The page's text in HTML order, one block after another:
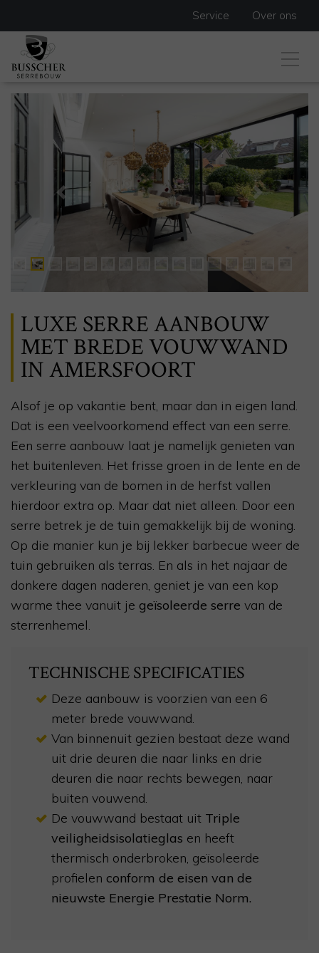
Service Over ons
Previous Next
LUXE SERRE AANBOUW
MET BREDE VOUWWAND
IN AMERSFOORT
Alsof je op vakantie bent, maar dan in eigen land.
Dat is een veelvoorkomend effect van een serre.
Een serre aanbouw laat je namelijk genieten van
het buitenleven. Het frisse groen in de lente en de
verkleuring van de bomen in de herfst vallen
hierdoor extra op. Maar dat niet alleen. Door een
serre betrek je de tuin gemakkelijk bij de woning.
Op die manier kun je bij lekker barbecue weer de
tuin gebruiken als terras. En als in het najaar de
donkere dagen naderen, geniet je van een kop
warme thee vanuit je geïsoleerde serre van de
sterrenhemel.
TECHNISCHE SPECIFICATIES
Deze aanbouw is voorzien van een 6
meter brede vouwwand.
Van binnenuit gezien bestaat deze wand
uit drie deuren die naar links en drie
deuren die naar rechts bewegen, naar
buiten vouwend.
De vouwwand bestaat uit Triple
veiligheidsisolatieglas en heeft
thermisch onderbroken, geïsoleerde
profielen conform de eisen van de
nieuwste Energie Prestatie Norm.